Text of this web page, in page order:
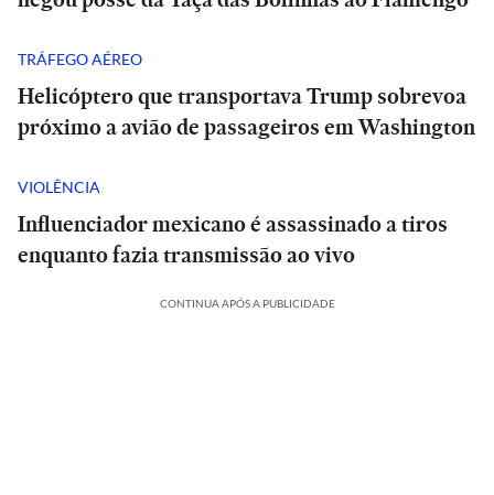
TRÁFEGO AÉREO
Helicóptero que transportava Trump sobrevoa
próximo a avião de passageiros em Washington
VIOLÊNCIA
Influenciador mexicano é assassinado a tiros
enquanto fazia transmissão ao vivo
CONTINUA APÓS A PUBLICIDADE